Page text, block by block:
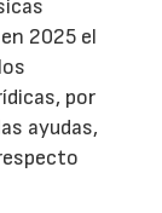
2025 el
por
ayudas,